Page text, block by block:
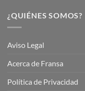
¿QUIÉNES SOMOS?
Aviso Legal
Acerca de Fransa
Política de Privacidad